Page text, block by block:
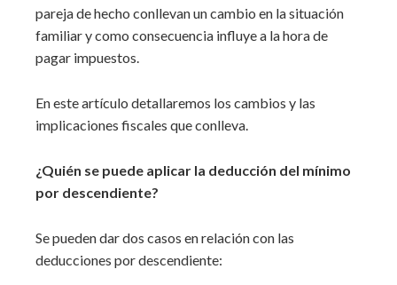
pareja de hecho conllevan un cambio en la situación
familiar y como consecuencia influye a la hora de
pagar impuestos.
En este artículo detallaremos los cambios y las
implicaciones fiscales que conlleva.
¿Quién se puede aplicar la deducción del mínimo
por descendiente?
Se pueden dar dos casos en relación con las
deducciones por descendiente: